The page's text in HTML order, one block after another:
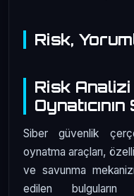
Risk,
Risk
Siber güvenlik
oynatma araçları,
ve savunma
edilen bulguların